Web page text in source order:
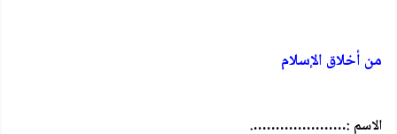
من أخلاق الإسلام
الاسم :………………….